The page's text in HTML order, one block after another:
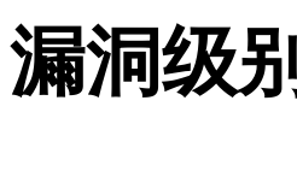
漏洞级别